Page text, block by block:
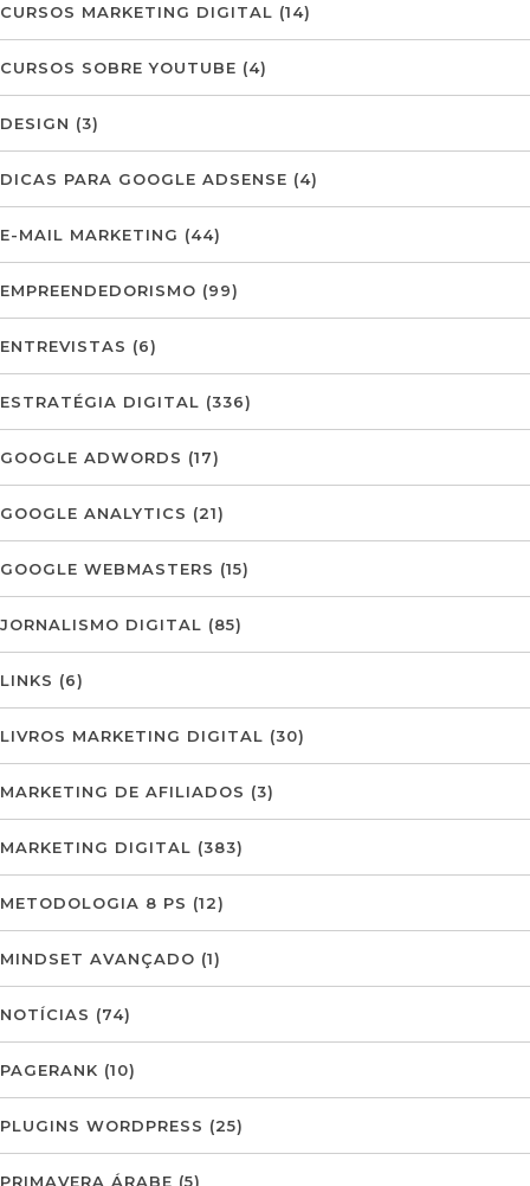
CURSOS MARKETING DIGITAL (14)
CURSOS SOBRE YOUTUBE (4)
DESIGN (3)
DICAS PARA GOOGLE ADSENSE (4)
E-MAIL MARKETING (44)
EMPREENDEDORISMO (99)
ENTREVISTAS (6)
ESTRATÉGIA DIGITAL (336)
GOOGLE ADWORDS (17)
GOOGLE ANALYTICS (21)
GOOGLE WEBMASTERS (15)
JORNALISMO DIGITAL (85)
LINKS (6)
LIVROS MARKETING DIGITAL (30)
MARKETING DE AFILIADOS (3)
MARKETING DIGITAL (383)
METODOLOGIA 8 PS (12)
MINDSET AVANÇADO (1)
NOTÍCIAS (74)
PAGERANK (10)
PLUGINS WORDPRESS (25)
PRIMAVERA ÁRABE (5)